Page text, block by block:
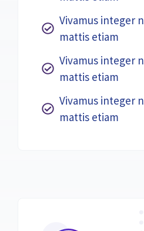
Vivamus integer
mattis etiam
Vivamus integer
mattis etiam
Vivamus integer
mattis etiam